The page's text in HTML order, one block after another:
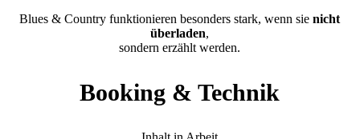
Blues & Country funktionieren besonders stark, wenn sie nicht
überladen,
sondern erzählt werden.
Booking & Technik